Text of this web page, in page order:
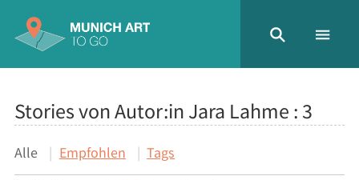
Stories von Autor:in Jara Lahme : 3
Alle Empfohlen Tags